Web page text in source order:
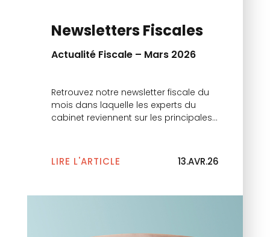
Newsletters Fiscales
Actualité Fiscale – Mars 2026
Retrouvez notre newsletter fiscale du
mois dans laquelle les experts du
cabinet reviennent sur les principales
LIRE L'ARTICLE 13.AVR.26